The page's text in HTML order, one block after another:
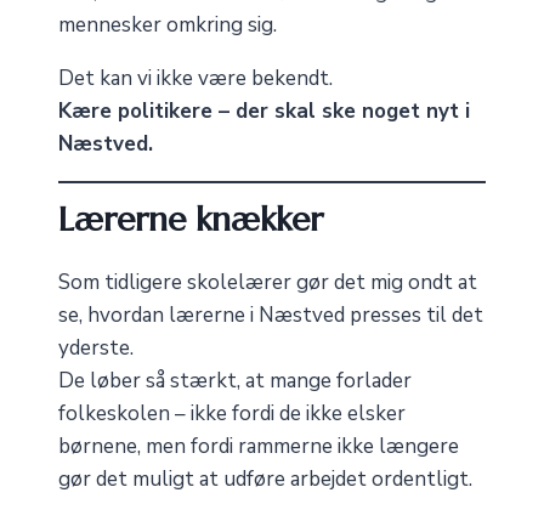
mennesker omkring sig.
Det kan vi ikke være bekendt.
Kære politikere – der skal ske noget nyt i
Næstved.
Lærerne knækker
Som tidligere skolelærer gør det mig ondt at
se, hvordan lærerne i Næstved presses til det
yderste.
De løber så stærkt, at mange forlader
folkeskolen – ikke fordi de ikke elsker
børnene, men fordi rammerne ikke længere
gør det muligt at udføre arbejdet ordentligt.